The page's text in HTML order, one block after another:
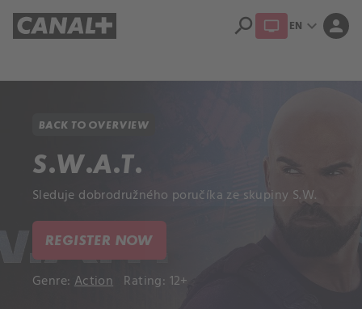
search EN expand_more person
BACK TO OVERVIEW
S.W.A.T.
Sleduje dobrodružného poručíka ze skupiny S.W.
REGISTER NOW
Genre: Action Rating: 12+